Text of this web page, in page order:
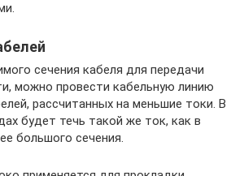
сечения кабеля для передачи
можно провести кабельную линию
рассчитанных на меньшие токи. В
будет течь такой же ток, как в
большого сечения.